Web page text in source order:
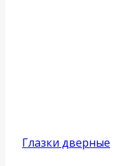
Глазки дверные